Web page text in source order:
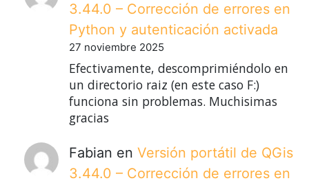
3.44.0 – Corrección de errores en
Python y autenticación activada
27 noviembre 2025
Efectivamente, descomprimiéndolo en
un directorio raiz (en este caso F:)
funciona sin problemas. Muchisimas
gracias
Fabian en Versión portátil de QGis
3.44.0 – Corrección de errores en